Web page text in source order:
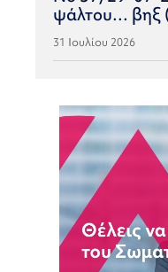
ψάλτου… βηξ
31 Ιουλίου 2026